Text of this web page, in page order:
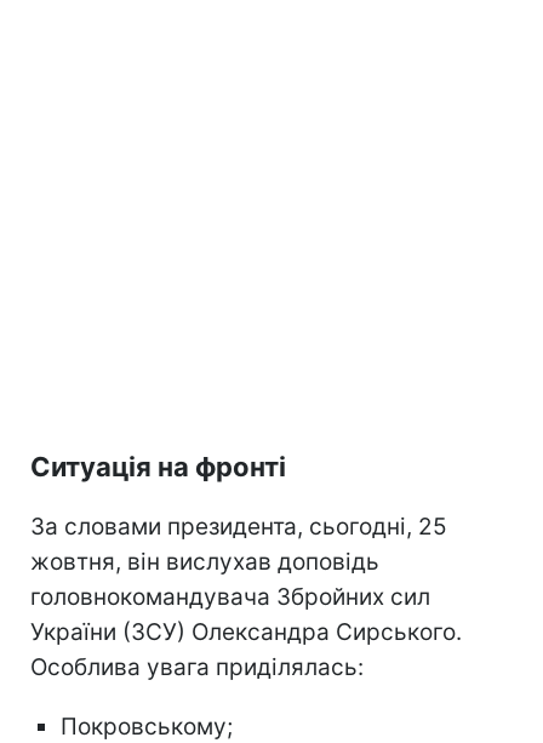
Ситуація на фронті
За словами президента, сьогодні, 25
жовтня, він вислухав доповідь
головнокомандувача Збройних сил
України (ЗСУ) Олександра Сирського.
Особлива увага приділялась:
Покровському;